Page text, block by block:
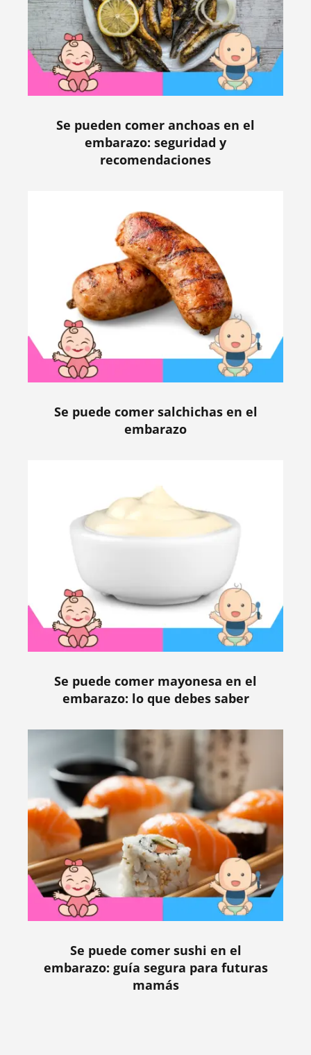
Se pueden comer anchoas en el
embarazo: seguridad y
recomendaciones
Se puede comer salchichas en el
embarazo
Se puede comer mayonesa en el
embarazo: lo que debes saber
Se puede comer sushi en el
embarazo: guía segura para futuras
mamás